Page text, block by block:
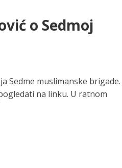
o Sedmoj
Sedme muslimanske brigade.
na linku. U ratnom